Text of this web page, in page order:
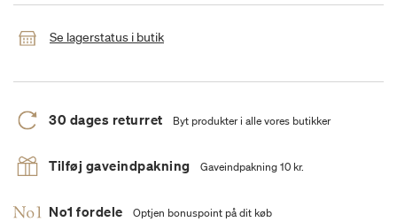
Se lagerstatus i butik
30 dages returret Byt produkter i alle vores butikker
Tilføj gaveindpakning Gaveindpakning 10 kr.
No1 fordele Optjen bonuspoint på dit køb